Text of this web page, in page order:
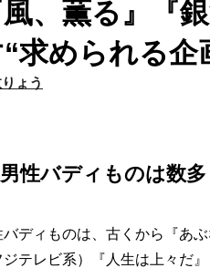
風、薫る』『
求められる企
ょう
男性バディものは数
バディものは、古くから『あ
ジテレビ系）『人生は上々だ